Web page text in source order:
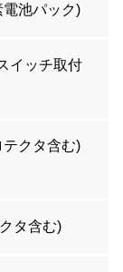
池パック)
イッチ取付
クタ含む)
タ含む)